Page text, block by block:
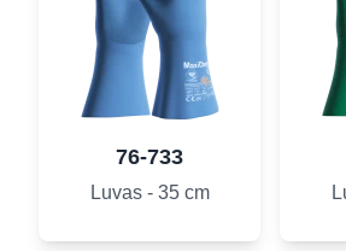
76-733
Luvas - 35 cm